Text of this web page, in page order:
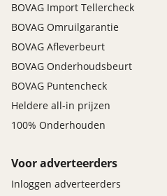
BOVAG Import Tellercheck
BOVAG Omruilgarantie
BOVAG Afleverbeurt
BOVAG Onderhoudsbeurt
BOVAG Puntencheck
Heldere all-in prijzen
100% Onderhouden
Voor adverteerders
Inloggen adverteerders